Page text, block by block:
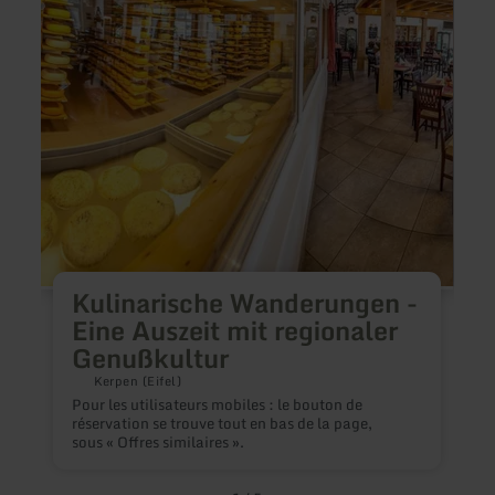
Kulinarische Wanderungen -
Eine Auszeit mit regionaler
Genußkultur
Kerpen (Eifel)
Pour les utilisateurs mobiles : le bouton de
réservation se trouve tout en bas de la page,
sous « Offres similaires ».
:
Kulinarische
Wanderungen
-
Eine
Auszeit
mit
regionaler
Genußkultur
:
und